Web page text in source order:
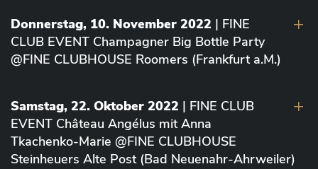
Donnerstag, 10. November 2022 | FINE
CLUB EVENT Champagner Big Bottle Party
@FINE CLUBHOUSE Roomers (Frankfurt a.M.)
Samstag, 22. Oktober 2022 | FINE CLUB
EVENT Château Angélus mit Anna
Tkachenko-Marie @FINE CLUBHOUSE
Steinheuers Alte Post (Bad Neuenahr-Ahrweiler)